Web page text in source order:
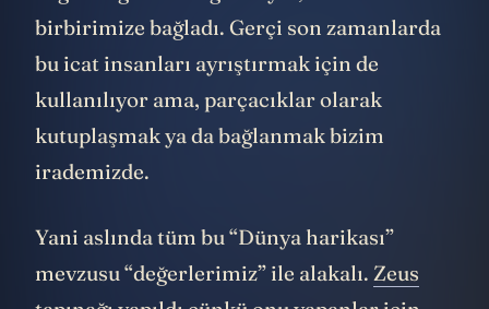
birbirimize bağladı. Gerçi son zamanlarda
bu icat insanları ayrıştırmak için de
kullanılıyor ama, parçacıklar olarak
kutuplaşmak ya da bağlanmak bizim
irademizde.
Yani aslında tüm bu “Dünya harikası”
mevzusu “değerlerimiz” ile alakalı. Zeus